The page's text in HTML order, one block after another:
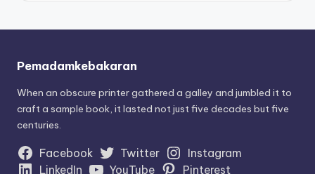
Pemadamkebakaran
When an obscure printer gathered a galley and jumbled it to
craft a sample book, it lasted not just five decades but five
centuries.
Facebook Twitter
Instagram
LinkedIn
YouTube Pinterest